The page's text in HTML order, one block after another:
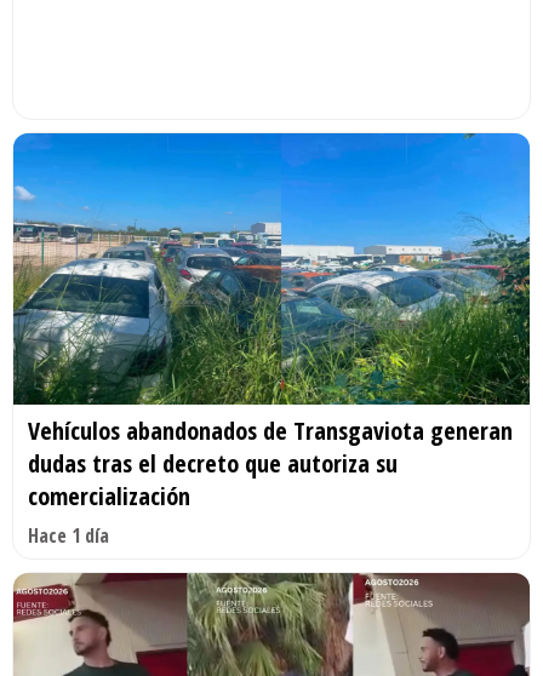
Vehículos abandonados de Transgaviota generan
dudas tras el decreto que autoriza su
comercialización
Hace 1 día